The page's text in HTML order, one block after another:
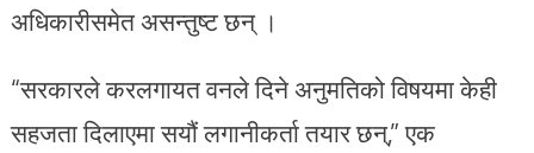
अधिकारीसमेत असन्तुष्ट छन् ।
“सरकारले करलगायत वनले दिने अनुमतिको विषयमा केही
सहजता दिलाएमा सयौं लगानीकर्ता तयार छन्,” एक